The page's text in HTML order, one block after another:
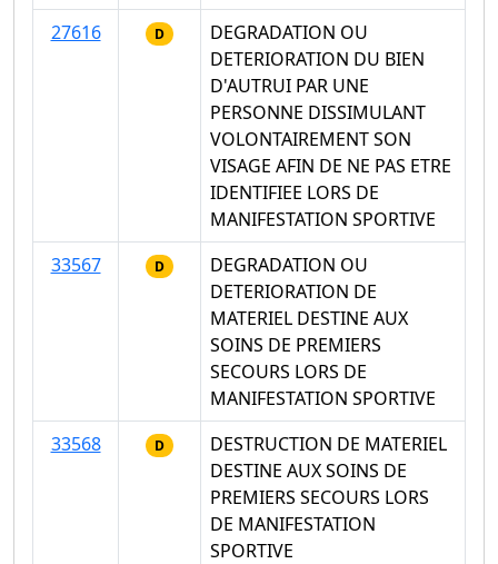
27616
D
DEGRADATION OU
DETERIORATION DU BIEN
D'AUTRUI PAR UNE
PERSONNE DISSIMULANT
VOLONTAIREMENT SON
VISAGE AFIN DE NE PAS ETRE
IDENTIFIEE LORS DE
MANIFESTATION SPORTIVE
33567
D
DEGRADATION OU
DETERIORATION DE
MATERIEL DESTINE AUX
SOINS DE PREMIERS
SECOURS LORS DE
MANIFESTATION SPORTIVE
33568
D
DESTRUCTION DE MATERIEL
DESTINE AUX SOINS DE
PREMIERS SECOURS LORS
DE MANIFESTATION
SPORTIVE